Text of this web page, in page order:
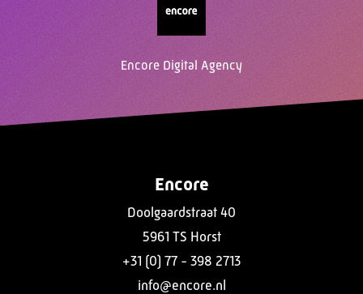
Encore Digital Agency
Encore
Doolgaardstraat 40
5961 TS Horst
+31 (0) 77 - 398 2713
info@encore.nl